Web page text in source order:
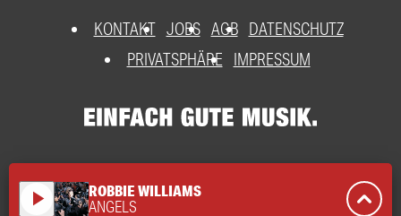
KONTAKT JOBS AGB DATENSCHUTZ
PRIVATSPHÄRE
IMPRESSUM
play_arrow ROBBIE WILLIAMS
ANGELS